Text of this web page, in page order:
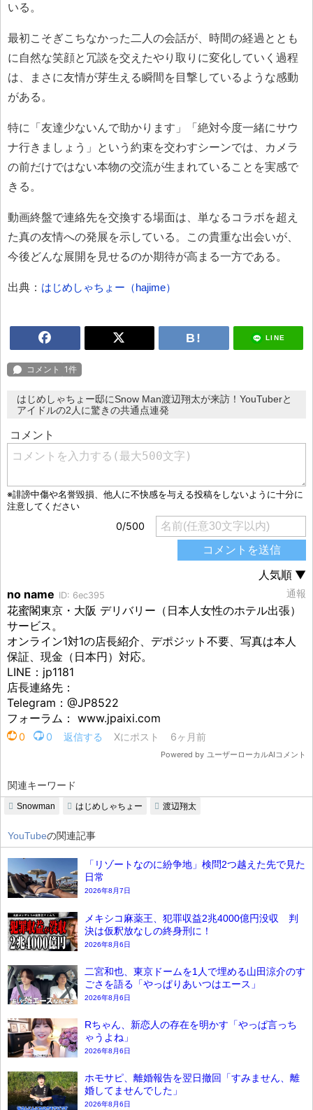
いる。
最初こそぎこちなかった二人の会話が、時間の経過ととも
に自然な笑顔と冗談を交えたやり取りに変化していく過程
は、まさに友情が芽生える瞬間を目撃しているような感動
がある。
特に「友達少ないんで助かります」「絶対今度一緒にサウ
ナ行きましょう」という約束を交わすシーンでは、カメラ
の前だけではない本物の交流が生まれていることを実感で
きる。
動画終盤で連絡先を交換する場面は、単なるコラボを超え
た真の友情への発展を示している。この貴重な出会いが、
今後どんな展開を見せるのか期待が高まる一方である。
出典： はじめしゃちょー（hajime）
LINE
はじめしゃちょー邸にSnow Man渡辺翔太が来訪！YouTuberと
アイドルの2人に驚きの共通点連発
関連キーワード
Snowman はじめしゃちょー 渡辺翔太
YouTubeの関連記事
「リゾートなのに紛争地」検問2つ越えた先で見た
日常
2026年8月7日
メキシコ麻薬王、犯罪収益2兆4000億円没収 判
決は仮釈放なしの終身刑に！
2026年8月6日
二宮和也、東京ドームを1人で埋める山田涼介のす
ごさを語る「やっぱりあいつはエース」
2026年8月6日
Rちゃん、新恋人の存在を明かす「やっぱ言っち
ゃうよね」
2026年8月6日
ホモサピ、離婚報告を翌日撤回「すみません、離
婚してませんでした」
2026年8月6日